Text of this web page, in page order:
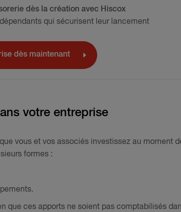
dès la création avec Hiscox
qui sécurisent leur lancement
dès maintenant
votre entreprise
vous et vos associés investissez au moment
formes :
que ces apports ne soient pas comptabilisés